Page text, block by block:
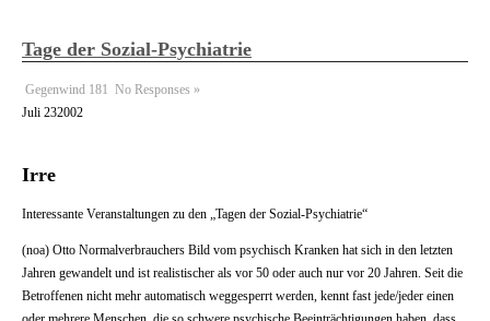
Tage der Sozial-Psychiatrie
Gegenwind 181 No Responses »
Juli 232002
Irre
Interessante Veranstaltungen zu den „Tagen der Sozial-Psychiatrie“
(noa) Otto Normalverbrauchers Bild vom psychisch Kranken hat sich in den letzten
Jahren gewandelt und ist realistischer als vor 50 oder auch nur vor 20 Jahren. Seit die
Betroffenen nicht mehr automatisch weggesperrt werden, kennt fast jede/jeder einen